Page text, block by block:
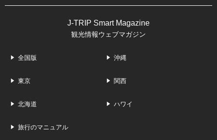
J-TRIP Smart Magazine
観光情報ウェブマガジン
全国版 沖縄
東京 関西
北海道 ハワイ
旅行のマニュアル